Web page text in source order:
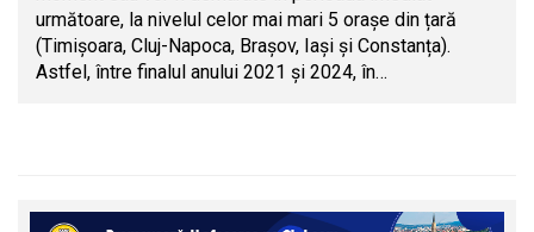
următoare, la nivelul celor mai mari 5 orașe din țară
(Timișoara, Cluj-Napoca, Brașov, Iași și Constanța).
Astfel, între finalul anului 2021 și 2024, în…